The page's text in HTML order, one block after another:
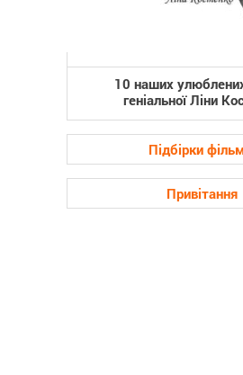
10 наших
геніальної Ліни
Підбірки
Привітання